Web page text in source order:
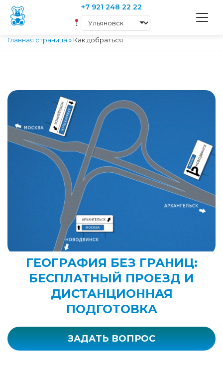
+7 921 248 22 22
Главная страница » Как добраться
ГЕОГРАФИЯ БЕЗ ГРАНИЦ:
БЕСПЛАТНЫЙ ПРОЕЗД И
ДИСТАНЦИОННАЯ
ПОДГОТОВКА
ЗАДАТЬ ВОПРОС